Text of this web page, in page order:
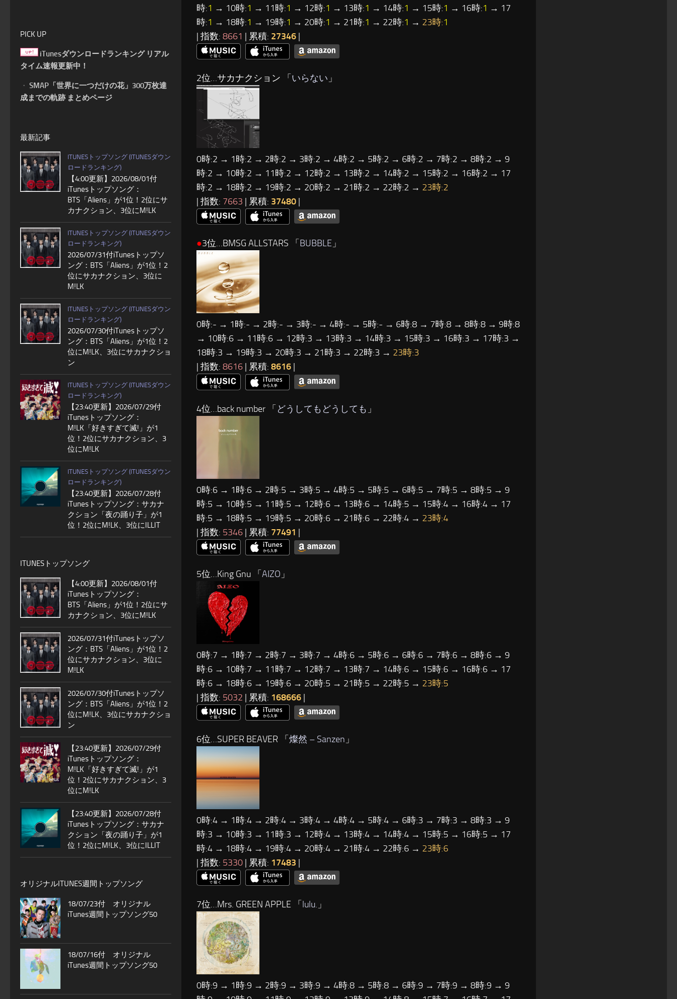
時:1 → 10時:1 → 11時:1 → 12時:1 → 13時:1 → 14時:1 → 15時:1 → 16時:1 → 17
時:1 → 18時:1 → 19時:1 → 20時:1 → 21時:1 → 22時:1 → 23時:1
| 指数: 8661 | 累積: 27346 |
2位…サカナクション 「 いらない 」
0時:2 → 1時:2 → 2時:2 → 3時:2 → 4時:2 → 5時:2 → 6時:2 → 7時:2 → 8時:2 → 9
時:2 → 10時:2 → 11時:2 → 12時:2 → 13時:2 → 14時:2 → 15時:2 → 16時:2 → 17
時:2 → 18時:2 → 19時:2 → 20時:2 → 21時:2 → 22時:2 → 23時:2
| 指数: 7663 | 累積: 37480 |
●3位…BMSG ALLSTARS 「 BUBBLE 」
0時:- → 1時:- → 2時:- → 3時:- → 4時:- → 5時:- → 6時:8 → 7時:8 → 8時:8 → 9時:8
→ 10時:6 → 11時:6 → 12時:3 → 13時:3 → 14時:3 → 15時:3 → 16時:3 → 17時:3 →
18時:3 → 19時:3 → 20時:3 → 21時:3 → 22時:3 → 23時:3
| 指数: 8616 | 累積: 8616 |
4位…back number 「どうしてもどうしても 」
0時:6 → 1時:6 → 2時:5 → 3時:5 → 4時:5 → 5時:5 → 6時:5 → 7時:5 → 8時:5 → 9
時:5 → 10時:5 → 11時:5 → 12時:6 → 13時:6 → 14時:5 → 15時:4 → 16時:4 → 17
時:5 → 18時:5 → 19時:5 → 20時:6 → 21時:6 → 22時:4 → 23時:4
| 指数: 5346 | 累積: 77491 |
5位…King Gnu 「 AIZO 」
0時:7 → 1時:7 → 2時:7 → 3時:7 → 4時:6 → 5時:6 → 6時:6 → 7時:6 → 8時:6 → 9
時:6 → 10時:7 → 11時:7 → 12時:7 → 13時:7 → 14時:6 → 15時:6 → 16時:6 → 17
時:6 → 18時:6 → 19時:6 → 20時:5 → 21時:5 → 22時:5 → 23時:5
| 指数: 5032 | 累積: 168666 |
6位…SUPER BEAVER 「 燦然 – Sanzen 」
0時:4 → 1時:4 → 2時:4 → 3時:4 → 4時:4 → 5時:4 → 6時:3 → 7時:3 → 8時:3 → 9
時:3 → 10時:3 → 11時:3 → 12時:4 → 13時:4 → 14時:4 → 15時:5 → 16時:5 → 17
時:4 → 18時:4 → 19時:4 → 20時:4 → 21時:4 → 22時:6 → 23時:6
| 指数: 5330 | 累積: 17483 |
7位…Mrs. GREEN APPLE 「 lulu. 」
0時:9 → 1時:9 → 2時:9 → 3時:9 → 4時:8 → 5時:8 → 6時:9 → 7時:9 → 8時:9 → 9
PICK UP
iTunesダウンロードランキング リアル
タイム速報更新中！
・ SMAP「世界に一つだけの花」300万枚達
成までの軌跡 まとめページ
最新記事
ITUNESトップソング (ITUNESダウン
ロードランキング)
【4:00更新】2026/08/01付
iTunesトップソング：
BTS「Aliens」が1位！2位にサ
カナクション、3位にM!LK
ITUNESトップソング (ITUNESダウン
ロードランキング)
2026/07/31付iTunesトップソ
ング：BTS「Aliens」が1位！2
位にサカナクション、3位に
M!LK
ITUNESトップソング (ITUNESダウン
ロードランキング)
2026/07/30付iTunesトップソ
ング：BTS「Aliens」が1位！2
位にM!LK、3位にサカナクショ
ン
ITUNESトップソング (ITUNESダウン
ロードランキング)
【23:40更新】2026/07/29付
iTunesトップソング：
M!LK「好きすぎて滅!」が1
位！2位にサカナクション、3
位にM!LK
ITUNESトップソング (ITUNESダウン
ロードランキング)
【23:40更新】2026/07/28付
iTunesトップソング：サカナ
クション「夜の踊り子」が1
位！2位にM!LK、3位にILLIT
ITUNESトップソング
【4:00更新】2026/08/01付
iTunesトップソング：
BTS「Aliens」が1位！2位にサ
カナクション、3位にM!LK
2026/07/31付iTunesトップソ
ング：BTS「Aliens」が1位！2
位にサカナクション、3位に
M!LK
2026/07/30付iTunesトップソ
ング：BTS「Aliens」が1位！2
位にM!LK、3位にサカナクショ
ン
【23:40更新】2026/07/29付
iTunesトップソング：
M!LK「好きすぎて滅!」が1
位！2位にサカナクション、3
位にM!LK
【23:40更新】2026/07/28付
iTunesトップソング：サカナ
クション「夜の踊り子」が1
位！2位にM!LK、3位にILLIT
オリジナルITUNES週間トップソング
18/07/23付 オリジナル
iTunes週間トップソング50
18/07/16付 オリジナル
iTunes週間トップソング50